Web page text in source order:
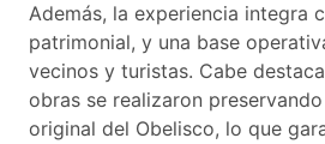
Además, la experiencia integra
patrimonial, y una base
vecinos y turistas. Cabe
obras se realizaron
original del Obelisco, lo que